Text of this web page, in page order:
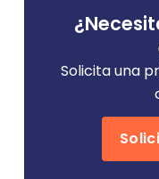
Solicita una